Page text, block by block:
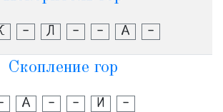
- Л - - А -
Скопление гор
А - - И -